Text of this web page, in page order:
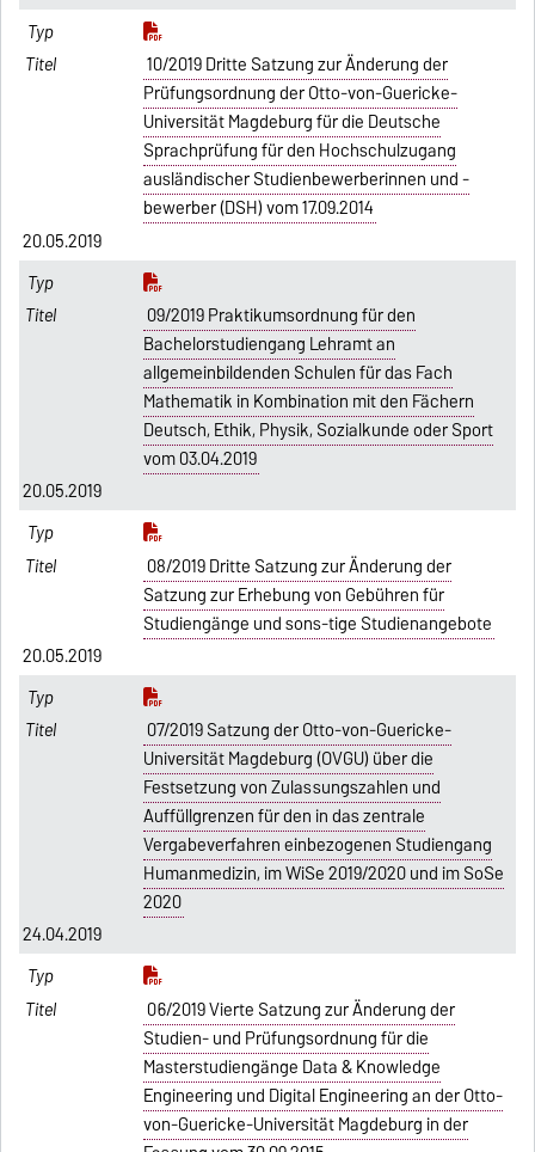
10/2019 Dritte Satzung zur Änderung der
Prüfungsordnung der Otto-von-Guericke-
Universität Magdeburg für die Deutsche
Sprachprüfung für den Hochschulzugang
ausländischer Studienbewerberinnen und -
bewerber (DSH) vom 17.09.2014
20.05.2019
09/2019 Praktikumsordnung für den
Bachelorstudiengang Lehramt an
allgemeinbildenden Schulen für das Fach
Mathematik in Kombination mit den Fächern
Deutsch, Ethik, Physik, Sozialkunde oder Sport
vom 03.04.2019
20.05.2019
08/2019 Dritte Satzung zur Änderung der
Satzung zur Erhebung von Gebühren für
Studiengänge und sons-tige Studienangebote
20.05.2019
07/2019 Satzung der Otto-von-Guericke-
Universität Magdeburg (OVGU) über die
Festsetzung von Zulassungszahlen und
Auffüllgrenzen für den in das zentrale
Vergabeverfahren einbezogenen Studiengang
Humanmedizin, im WiSe 2019/2020 und im SoSe
2020
24.04.2019
06/2019 Vierte Satzung zur Änderung der
Studien- und Prüfungsordnung für die
Masterstudiengänge Data & Knowledge
Engineering und Digital Engineering an der Otto-
von-Guericke-Universität Magdeburg in der